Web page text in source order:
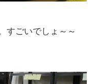
すごいでしょ～～